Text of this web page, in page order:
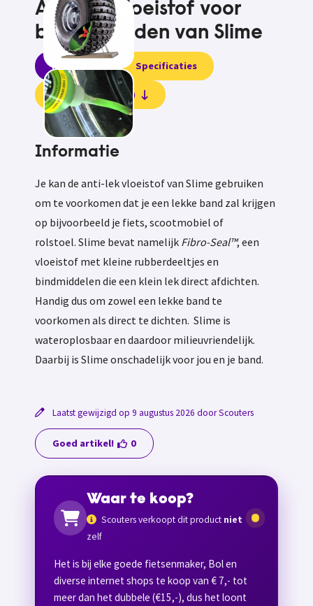
Anti-lek vloeistof voor
binnenbanden van Slime
Informatie Specificaties
Beoordelingen (0)
Informatie
Je kan de anti-lek vloeistof van Slime gebruiken
om te voorkomen dat je een lekke band zal krijgen
op bijvoorbeeld je fiets, scootmobiel of
rolstoel. Slime bevat namelijk Fibro-Seal™, een
vloeistof met kleine rubberdeeltjes en
bindmiddelen die een klein lek direct afdichten.
Handig dus om zowel een lekke band te
voorkomen als direct te dichten. Slime is
wateroplosbaar en daardoor milieuvriendelijk.
Daarbij is Slime onschadelijk voor jou en je band.
Laatst gewijzigd op 9 augustus 2026 door Scouters
Goed artikel! 0
Waar te koop?
Scouters verkoopt dit product niet
zelf
Het is bij elke goede fietsenmaker, Bol en
diverse internet shops te koop van € 7,- tot
meer dan het dubbele (€15,-), dus het loont